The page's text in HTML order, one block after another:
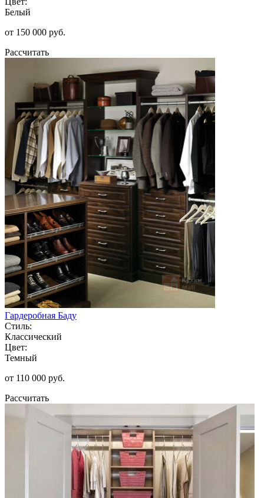
Белый
от 150 000 руб.
Рассчитать
Гардеробная Баду
Стиль:
Классический
Цвет:
Темный
от 110 000 руб.
Рассчитать